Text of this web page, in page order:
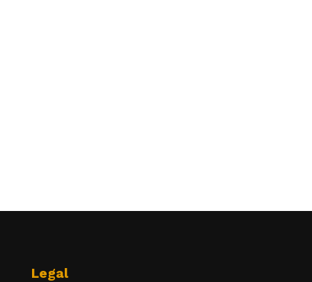
Legal